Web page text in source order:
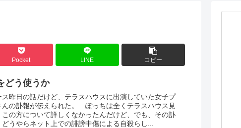
Pocket LINE コピー
どう使うか
ス昨日の話だけど、テラスハウスに出演していた女子プ
んの訃報が伝えられた。 ぽっちは全くテラスハウス見
この方について詳しくなかったんだけど、でも、その訃
うやらネット上での誹謗中傷による自殺らし...